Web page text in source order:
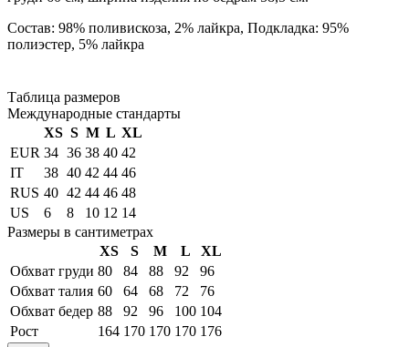
Состав: 98% поливискоза, 2% лайкра, Подкладка: 95%
полиэстер, 5% лайкра
Таблица размеров
Международные стандарты
XS S M L XL
EUR 34 36 38 40 42
IT
38 40 42 44 46
RUS 40 42 44 46 48
US
6 8 10 12 14
Размеры в сантиметрах
XS
S M L
XL
Обхват груди 80 84 88 92
96
Обхват талия 60 64 68 72
76
Обхват бедер 88 92 96 100 104
Рост
164 170 170 170 176